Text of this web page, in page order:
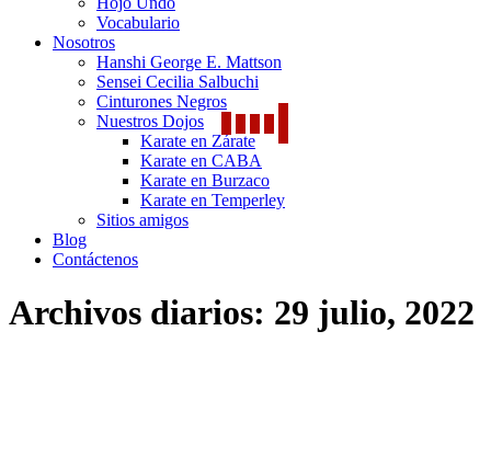
Vocabulario
Nosotros
Hanshi George E. Mattson
Sensei Cecilia Salbuchi
Cinturones Negros
Nuestros Dojos
Karate en Zárate
Karate en CABA
Karate en Burzaco
Karate en Temperley
Sitios amigos
Blog
Contáctenos
Archivos diarios: 29 julio, 2022